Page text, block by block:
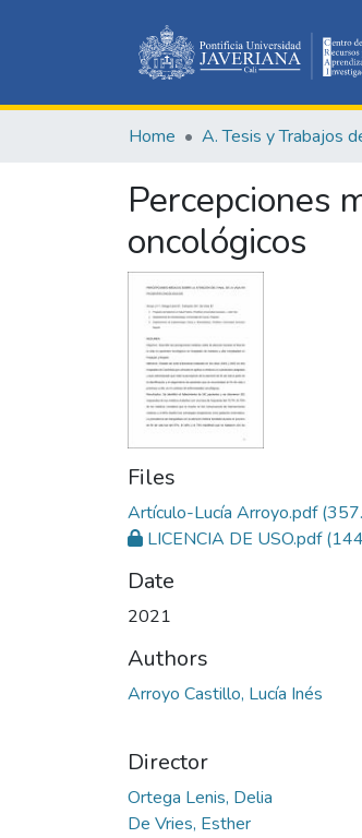
Home A. Tesis y Trabajos
Percepciones
oncológicos
Files
Artículo-Lucía Arroyo.pdf
LICENCIA DE USO.pdf
Date
2021
Authors
Arroyo Castillo, Lucía Inés
Director
Ortega Lenis, Delia
De Vries, Esther